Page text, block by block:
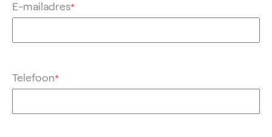
E-mailadres*
Telefoon*